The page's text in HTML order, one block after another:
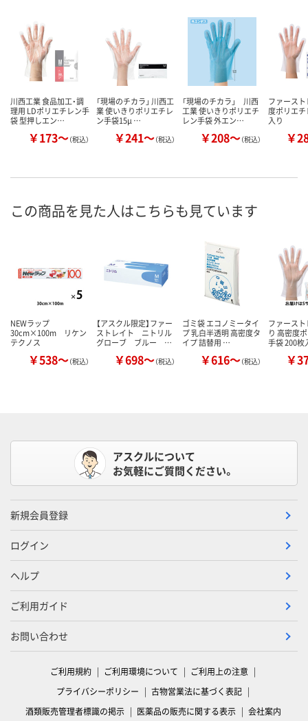
川西工業 食品加工・調
理用 LDポリエチレン手
袋 型押しエン…
￥173～（税込）
「現場のチカラ」 川西工
業 使いきりポリエチレ
ン手袋15μ …
￥241～（税込）
「現場のチカラ」 川西
工業 使いきりポリエチ
レン手袋 外エン…
￥208～（税込）
ファース
度ポリエ
入り
￥
この商品を見た人はこちらも見ています
NEWラップ
30cm×100m リケン
テクノス
￥538～（税込）
【アスクル限定】ファー
ストレイト ニトリル
グローブ ブルー …
￥698～（税込）
ゴミ袋 エコノミータイ
プ 乳白半透明 高密度タ
イプ 詰替用 …
￥616～（税込）
ファース
り 高密度
手袋 200枚
￥
アスクルについて
お気軽にご質問ください。
新規会員登録
ログイン
ヘルプ
ご利用ガイド
お問い合わせ
ご利用規約 ご利用環境について
ご利用上の注意
プライバシーポリシー
古物営業法に基づく表記
酒類販売管理者標識の掲示
医薬品の販売に関する表示 会社案内